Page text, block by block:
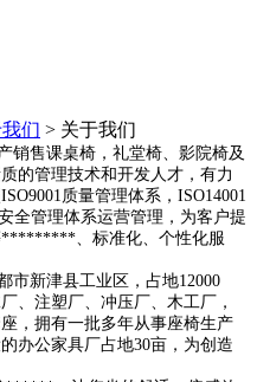
们 > 关于我们
售课桌椅，礼堂椅、影院椅及
的管理技术和开发人才，有力
质量管理体系，ISO14001
全管理体系运营管理，为客户提
*********、标准化、个性化服
新津县工业区，占地12000
、注塑厂、冲压厂、木工厂，
，拥有一批多年从事座椅生产
办公家具厂占地30亩，为创造